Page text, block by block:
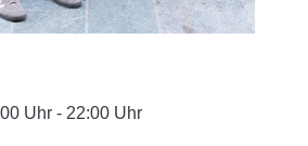
Uhr - 22:00 Uhr